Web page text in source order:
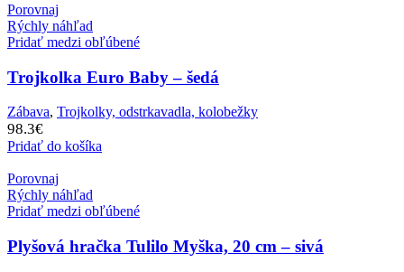
Porovnaj
Rýchly náhľad
Pridať medzi obľúbené
Trojkolka Euro Baby – šedá
Zábava, Trojkolky, odstrkavadla, kolobežky
98.3€
Pridať do košíka
Porovnaj
Rýchly náhľad
Pridať medzi obľúbené
Plyšová hračka Tulilo Myška, 20 cm – sivá